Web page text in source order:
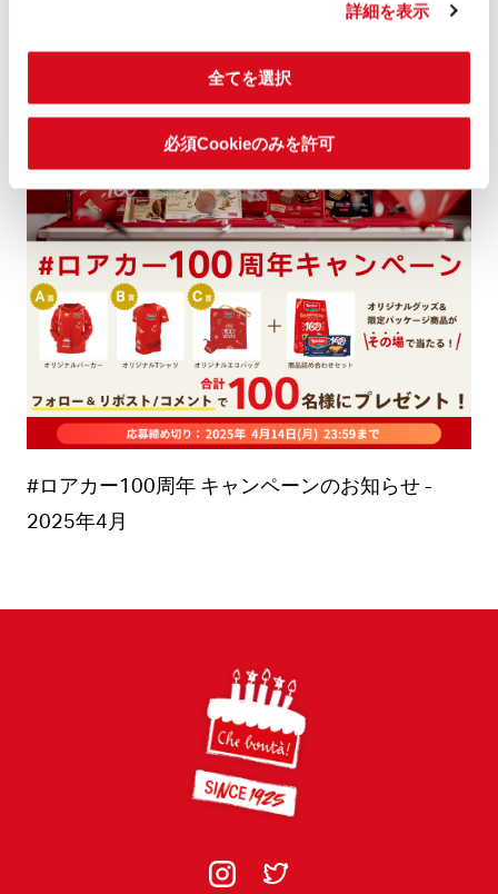
詳細を表示
全てを選択
必須Cookieのみを許可
#ロアカー100周年 キャンペーンのお知らせ -
2025年4月